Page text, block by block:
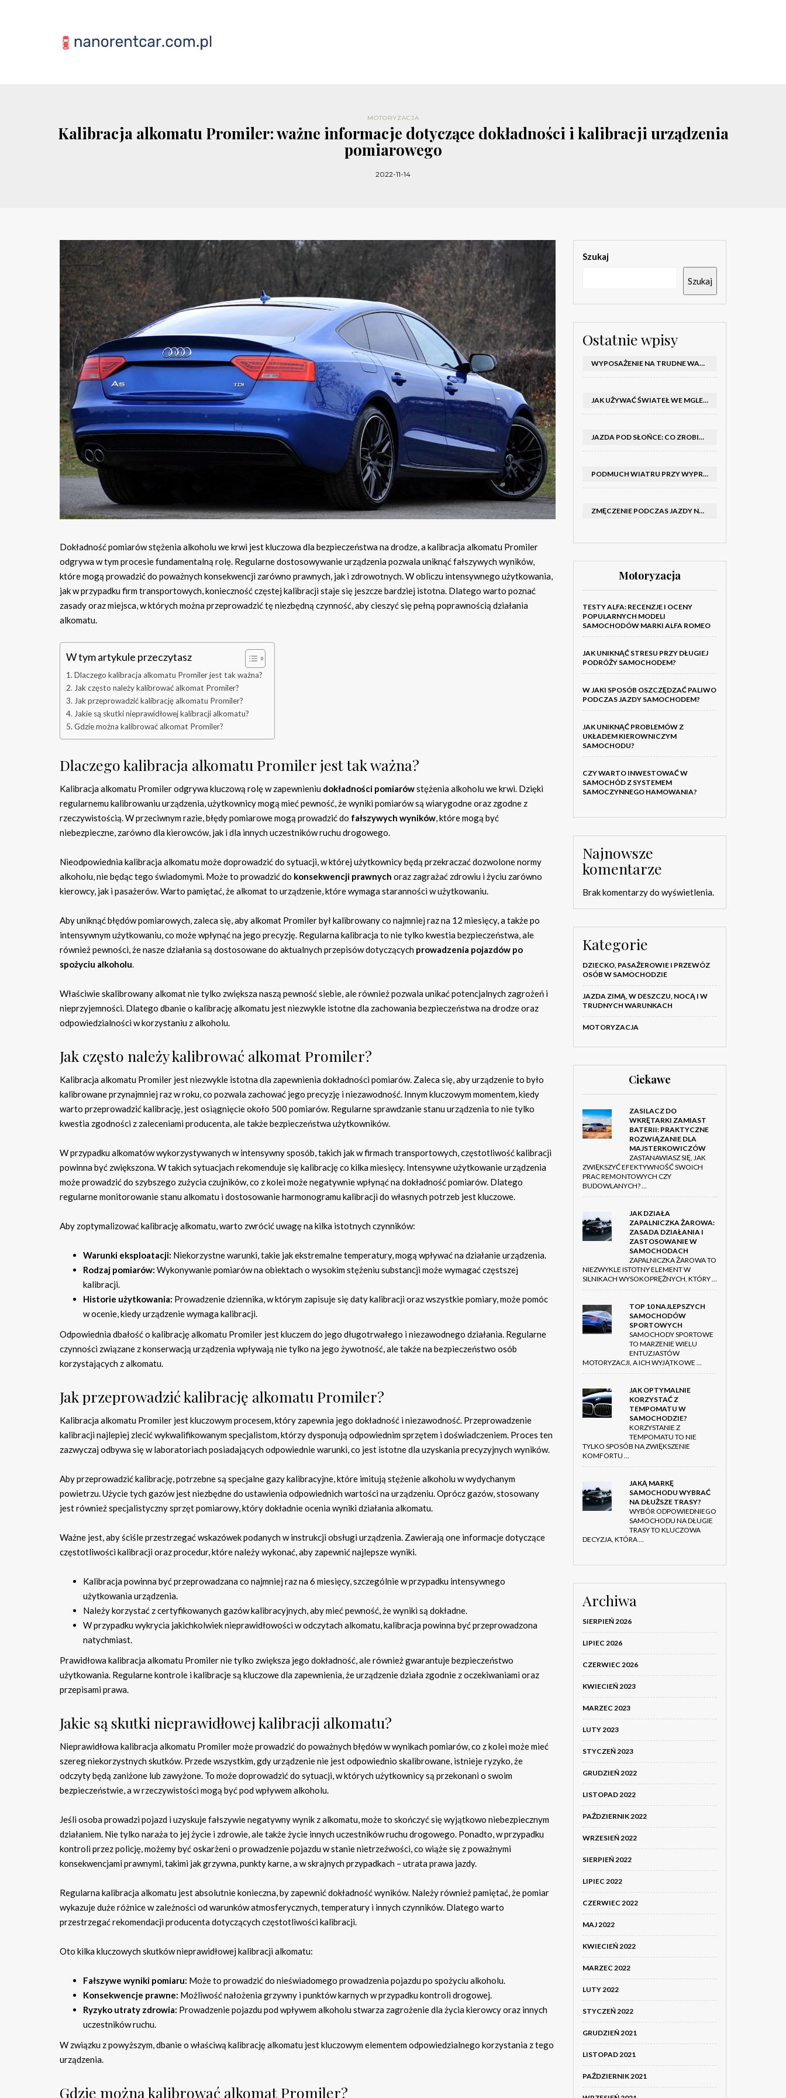
MOTORYZACJA
Kalibracja alkomatu Promiler: ważne informacje dotyczące dokładności i kalibracji urządzenia
pomiarowego
2022-11-14
Dokładność pomiarów stężenia alkoholu we krwi jest kluczowa dla bezpieczeństwa na drodze, a kalibracja alkomatu Promiler
odgrywa w tym procesie fundamentalną rolę. Regularne dostosowywanie urządzenia pozwala uniknąć fałszywych wyników,
które mogą prowadzić do poważnych konsekwencji zarówno prawnych, jak i zdrowotnych. W obliczu intensywnego użytkowania,
jak w przypadku firm transportowych, konieczność częstej kalibracji staje się jeszcze bardziej istotna. Dlatego warto poznać
zasady oraz miejsca, w których można przeprowadzić tę niezbędną czynność, aby cieszyć się pełną poprawnością działania
alkomatu.
W tym artykule przeczytasz
Dlaczego kalibracja alkomatu Promiler jest tak ważna?
Jak często należy kalibrować alkomat Promiler?
Jak przeprowadzić kalibrację alkomatu Promiler?
Jakie są skutki nieprawidłowej kalibracji alkomatu?
Gdzie można kalibrować alkomat Promiler?
Dlaczego kalibracja alkomatu Promiler jest tak ważna?
Kalibracja alkomatu Promiler odgrywa kluczową rolę w zapewnieniu dokładności pomiarówstężenia alkoholu we krwi. Dzięki
regularnemu kalibrowaniu urządzenia, użytkownicy mogą mieć pewność, że wyniki pomiarów są wiarygodne oraz zgodne z
rzeczywistością. W przeciwnym razie, błędy pomiarowe mogą prowadzić do fałszywych wyników, które mogą być
niebezpieczne, zarówno dla kierowców, jak i dla innych uczestników ruchu drogowego.
Nieodpowiednia kalibracja alkomatu może doprowadzić do sytuacji, w której użytkownicy będą przekraczać dozwolone normy
alkoholu, nie będąc tego świadomymi. Może to prowadzić do konsekwencji prawnych oraz zagrażać zdrowiu i życiu zarówno
kierowcy, jak i pasażerów. Warto pamiętać, że alkomat to urządzenie, które wymaga staranności w użytkowaniu.
Aby uniknąć błędów pomiarowych, zaleca się, aby alkomat Promiler był kalibrowany co najmniej raz na 12 miesięcy, a także po
intensywnym użytkowaniu, co może wpłynąć na jego precyzję. Regularna kalibracja to nie tylko kwestia bezpieczeństwa, ale
również pewności, że nasze działania są dostosowane do aktualnych przepisów dotyczących prowadzenia pojazdów po
spożyciu alkoholu.
Właściwie skalibrowany alkomat nie tylko zwiększa naszą pewność siebie, ale również pozwala unikać potencjalnych zagrożeń i
nieprzyjemności. Dlatego dbanie o kalibrację alkomatu jest niezwykle istotne dla zachowania bezpieczeństwa na drodze oraz
odpowiedzialności w korzystaniu z alkoholu.
Jak często należy kalibrować alkomat Promiler?
Kalibracja alkomatu Promiler jest niezwykle istotna dla zapewnienia dokładności pomiarów. Zaleca się, aby urządzenie to było
kalibrowane przynajmniej raz w roku, co pozwala zachować jego precyzję i niezawodność. Innym kluczowym momentem, kiedy
warto przeprowadzić kalibrację, jest osiągnięcie około 500 pomiarów. Regularne sprawdzanie stanu urządzenia to nie tylko
kwestia zgodności z zaleceniami producenta, ale także bezpieczeństwa użytkowników.
W przypadku alkomatów wykorzystywanych w intensywny sposób, takich jak w firmach transportowych, częstotliwość kalibracji
powinna być zwiększona. W takich sytuacjach rekomenduje się kalibrację co kilka miesięcy. Intensywne użytkowanie urządzenia
może prowadzić do szybszego zużycia czujników, co z kolei może negatywnie wpłynąć na dokładność pomiarów. Dlatego
regularne monitorowanie stanu alkomatu i dostosowanie harmonogramu kalibracji do własnych potrzeb jest kluczowe.
Aby zoptymalizować kalibrację alkomatu, warto zwrócić uwagę na kilka istotnych czynników:
Warunki eksploatacji: Niekorzystne warunki, takie jak ekstremalne temperatury, mogą wpływać na działanie urządzenia.
Rodzaj pomiarów: Wykonywanie pomiarów na obiektach o wysokim stężeniu substancji może wymagać częstszej
kalibracji.
Historie użytkowania: Prowadzenie dziennika, w którym zapisuje się daty kalibracji oraz wszystkie pomiary, może pomóc
w ocenie, kiedy urządzenie wymaga kalibracji.
Odpowiednia dbałość o kalibrację alkomatu Promiler jest kluczem do jego długotrwałego i niezawodnego działania. Regularne
czynności związane z konserwacją urządzenia wpływają nie tylko na jego żywotność, ale także na bezpieczeństwo osób
korzystających z alkomatu.
Jak przeprowadzić kalibrację alkomatu Promiler?
Kalibracja alkomatu Promiler jest kluczowym procesem, który zapewnia jego dokładność i niezawodność. Przeprowadzenie
kalibracji najlepiej zlecić wykwalifikowanym specjalistom, którzy dysponują odpowiednim sprzętem i doświadczeniem. Proces ten
zazwyczaj odbywa się w laboratoriach posiadających odpowiednie warunki, co jest istotne dla uzyskania precyzyjnych wyników.
Aby przeprowadzić kalibrację, potrzebne są specjalne gazy kalibracyjne, które imitują stężenie alkoholu w wydychanym
powietrzu. Użycie tych gazów jest niezbędne do ustawienia odpowiednich wartości na urządzeniu. Oprócz gazów, stosowany
jest również specjalistyczny sprzęt pomiarowy, który dokładnie ocenia wyniki działania alkomatu.
Ważne jest, aby ściśle przestrzegać wskazówek podanych w instrukcji obsługi urządzenia. Zawierają one informacje dotyczące
częstotliwości kalibracji oraz procedur, które należy wykonać, aby zapewnić najlepsze wyniki.
Kalibracja powinna być przeprowadzana co najmniej raz na 6 miesięcy, szczególnie w przypadku intensywnego
użytkowania urządzenia.
Należy korzystać z certyfikowanych gazów kalibracyjnych, aby mieć pewność, że wyniki są dokładne.
W przypadku wykrycia jakichkolwiek nieprawidłowości w odczytach alkomatu, kalibracja powinna być przeprowadzona
natychmiast.
Prawidłowa kalibracja alkomatu Promiler nie tylko zwiększa jego dokładność, ale również gwarantuje bezpieczeństwo
użytkowania. Regularne kontrole i kalibracje są kluczowe dla zapewnienia, że urządzenie działa zgodnie z oczekiwaniami oraz
przepisami prawa.
Jakie są skutki nieprawidłowej kalibracji alkomatu?
Nieprawidłowa kalibracja alkomatu Promiler może prowadzić do poważnych błędów w wynikach pomiarów, co z kolei może mieć
szereg niekorzystnych skutków. Przede wszystkim, gdy urządzenie nie jest odpowiednio skalibrowane, istnieje ryzyko, że
odczyty będą zaniżone lub zawyżone. To może doprowadzić do sytuacji, w których użytkownicy są przekonani o swoim
bezpieczeństwie, a w rzeczywistości mogą być pod wpływem alkoholu.
Jeśli osoba prowadzi pojazd i uzyskuje fałszywie negatywny wynik z alkomatu, może to skończyć się wyjątkowo niebezpiecznym
działaniem. Nie tylko naraża to jej życie i zdrowie, ale także życie innych uczestników ruchu drogowego. Ponadto, w przypadku
kontroli przez policję, możemy być oskarżeni o prowadzenie pojazdu w stanie nietrzeźwości, co wiąże się z poważnymi
konsekwencjami prawnymi, takimi jak grzywna, punkty karne, a w skrajnych przypadkach – utrata prawa jazdy.
Regularna kalibracja alkomatu jest absolutnie konieczna, by zapewnić dokładność wyników. Należy również pamiętać, że pomiar
wykazuje duże różnice w zależności od warunków atmosferycznych, temperatury i innych czynników. Dlatego warto
przestrzegać rekomendacji producenta dotyczących częstotliwości kalibracji.
Oto kilka kluczowych skutków nieprawidłowej kalibracji alkomatu:
Fałszywe wyniki pomiaru: Może to prowadzić do nieświadomego prowadzenia pojazdu po spożyciu alkoholu.
Konsekwencje prawne: Możliwość nałożenia grzywny i punktów karnych w przypadku kontroli drogowej.
Ryzyko utraty zdrowia: Prowadzenie pojazdu pod wpływem alkoholu stwarza zagrożenie dla życia kierowcy oraz innych
uczestników ruchu.
W związku z powyższym, dbanie o właściwą kalibrację alkomatu jest kluczowym elementem odpowiedzialnego korzystania z tego
urządzenia.
Gdzie można kalibrować alkomat Promiler?
Szukaj
Szukaj
Ostatnie wpisy
WYPOSAŻENIE NA TRUDNE WARUNKI W SAMOCHODZIE: CO MIEĆ ZIMĄ, W TRASIE I NA WYPADEK AWARII
JAK UŻYWAĆ ŚWIATEŁ WE MGLE – KIEDY WŁĄCZYĆ MIJANIA I PRZECIWMGIELNE ORAZ CZEGO NIE ROBIĆ
JAZDA POD SŁOŃCE: CO ZROBIĆ, BY OGRANICZYĆ OLŚNIENIE I POPRAWIĆ WIDOCZNOŚĆ
PODMUCH WIATRU PRZY WYPRZEDZANIU CIĘŻARÓWKI: JAK UTRZYMAĆ TOR JAZDY I OPANOWAĆ AUTO
ZMĘCZENIE PODCZAS JAZDY NOCĄ – PO JAKICH SYGNAŁACH ROZPOZNAĆ SENNOŚĆ ZA KIEROWNICĄ I KIEDY ZROBIĆ PRZERWĘ
Motoryzacja
TESTY ALFA: RECENZJE I OCENY
POPULARNYCH MODELI
SAMOCHODÓW MARKI ALFA ROMEO
JAK UNIKNĄĆ STRESU PRZY DŁUGIEJ
PODRÓŻY SAMOCHODEM?
W JAKI SPOSÓB OSZCZĘDZAĆ PALIWO
PODCZAS JAZDY SAMOCHODEM?
JAK UNIKNĄĆ PROBLEMÓW Z
UKŁADEM KIEROWNICZYM
SAMOCHODU?
CZY WARTO INWESTOWAĆ W
SAMOCHÓD Z SYSTEMEM
SAMOCZYNNEGO HAMOWANIA?
Najnowsze
komentarze
Brak komentarzy do wyświetlenia.
Kategorie
DZIECKO, PASAŻEROWIE I PRZEWÓZ
OSÓB W SAMOCHODZIE
JAZDA ZIMĄ, W DESZCZU, NOCĄ I W
TRUDNYCH WARUNKACH
MOTORYZACJA
Ciekawe
ZASILACZ DO
WKRĘTARKI ZAMIAST
BATERII: PRAKTYCZNE
ROZWIĄZANIE DLA
MAJSTERKOWICZÓW
ZASTANAWIASZ SIĘ, JAK
ZWIĘKSZYĆ EFEKTYWNOŚĆ SWOICH
PRAC REMONTOWYCH CZY
BUDOWLANYCH? …
JAK DZIAŁA
ZAPALNICZKA ŻAROWA:
ZASADA DZIAŁANIA I
ZASTOSOWANIE W
SAMOCHODACH
ZAPALNICZKA ŻAROWA TO
NIEZWYKLE ISTOTNY ELEMENT W
SILNIKACH WYSOKOPRĘŻNYCH, KTÓRY …
TOP 10 NAJLEPSZYCH
SAMOCHODÓW
SPORTOWYCH
SAMOCHODY SPORTOWE
TO MARZENIE WIELU
ENTUZJASTÓW
MOTORYZACJI, A ICH WYJĄTKOWE …
JAK OPTYMALNIE
KORZYSTAĆ Z
TEMPOMATU W
SAMOCHODZIE?
KORZYSTANIE Z
TEMPOMATU TO NIE
TYLKO SPOSÓB NA ZWIĘKSZENIE
KOMFORTU …
JAKĄ MARKĘ
SAMOCHODU WYBRAĆ
NA DŁUŻSZE TRASY?
WYBÓR ODPOWIEDNIEGO
SAMOCHODU NA DŁUGIE
TRASY TO KLUCZOWA
DECYZJA, KTÓRA …
Archiwa
SIERPIEŃ 2026
LIPIEC 2026
CZERWIEC 2026
KWIECIEŃ 2023
MARZEC 2023
LUTY 2023
STYCZEŃ 2023
GRUDZIEŃ 2022
LISTOPAD 2022
PAŹDZIERNIK 2022
WRZESIEŃ 2022
SIERPIEŃ 2022
LIPIEC 2022
CZERWIEC 2022
MAJ 2022
KWIECIEŃ 2022
MARZEC 2022
LUTY 2022
STYCZEŃ 2022
GRUDZIEŃ 2021
LISTOPAD 2021
PAŹDZIERNIK 2021